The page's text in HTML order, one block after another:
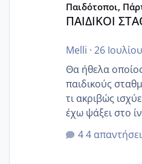
Παιδότοποι,
ΠΑΙΔΙΚΟΙ
Melli · 26 Ιουλίου
Θα ήθελα
παιδικούς
τι ακριβώς
έχω ψάξει στο
ότι το
δίδακτρα και
4